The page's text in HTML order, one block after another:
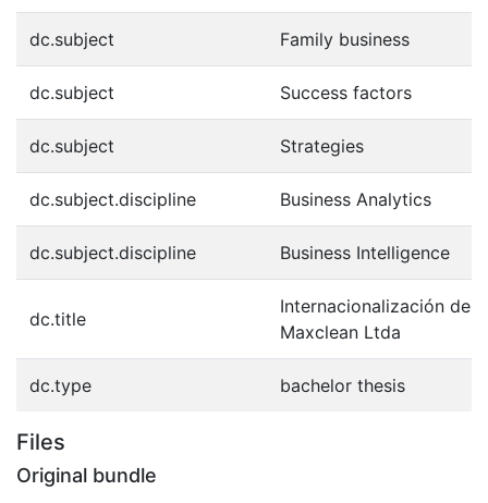
dc.subject Family business
dc.subject Success factors
dc.subject Strategies
dc.subject.discipline Business Analytics
dc.subject.discipline Business Intelligence
dc.title
Internacionalización de
Maxclean Ltda
dc.type bachelor thesis
Files
Original bundle